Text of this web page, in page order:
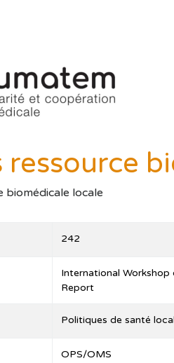
ressource
biomédicale locale
242
International
Report
Politiques de santé
OPS/OMS